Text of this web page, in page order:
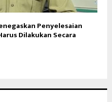
Penyelesaian
Dilakukan Secara